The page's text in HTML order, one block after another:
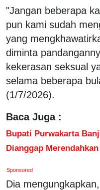
"Jangan beberapa
pun kami sudah
yang
diminta
kekerasan seksual
selama beberapa
(1/7/2026).
Baca Juga :
Bupati Purwakarta
Dianggap
Sponsored
Dia